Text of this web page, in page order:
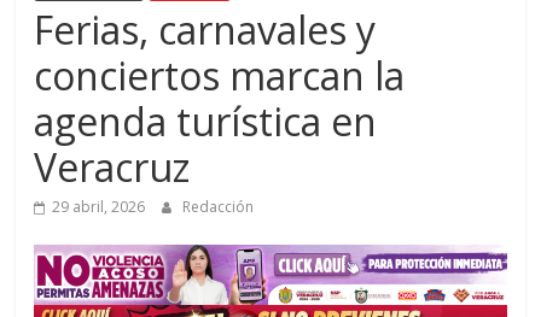
Ferias, carnavales y
conciertos marcan la
agenda turística en
Veracruz
29 abril, 2026 Redacción